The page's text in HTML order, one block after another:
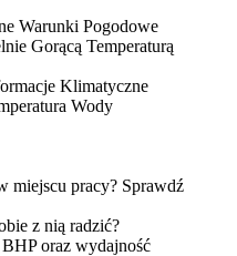
Warunki Pogodowe
Gorącą Temperaturą
Klimatyczne
Wody
miejscu pracy? Sprawdź
z nią radzić?
oraz wydajność